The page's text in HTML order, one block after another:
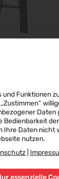
und Funktionen
Daten
Ihre Daten
nutzen.
essenzielle